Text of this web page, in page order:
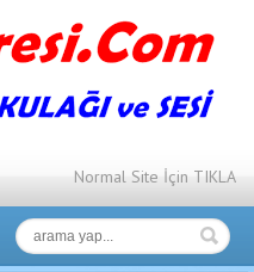
Normal Site İçin TIKLA